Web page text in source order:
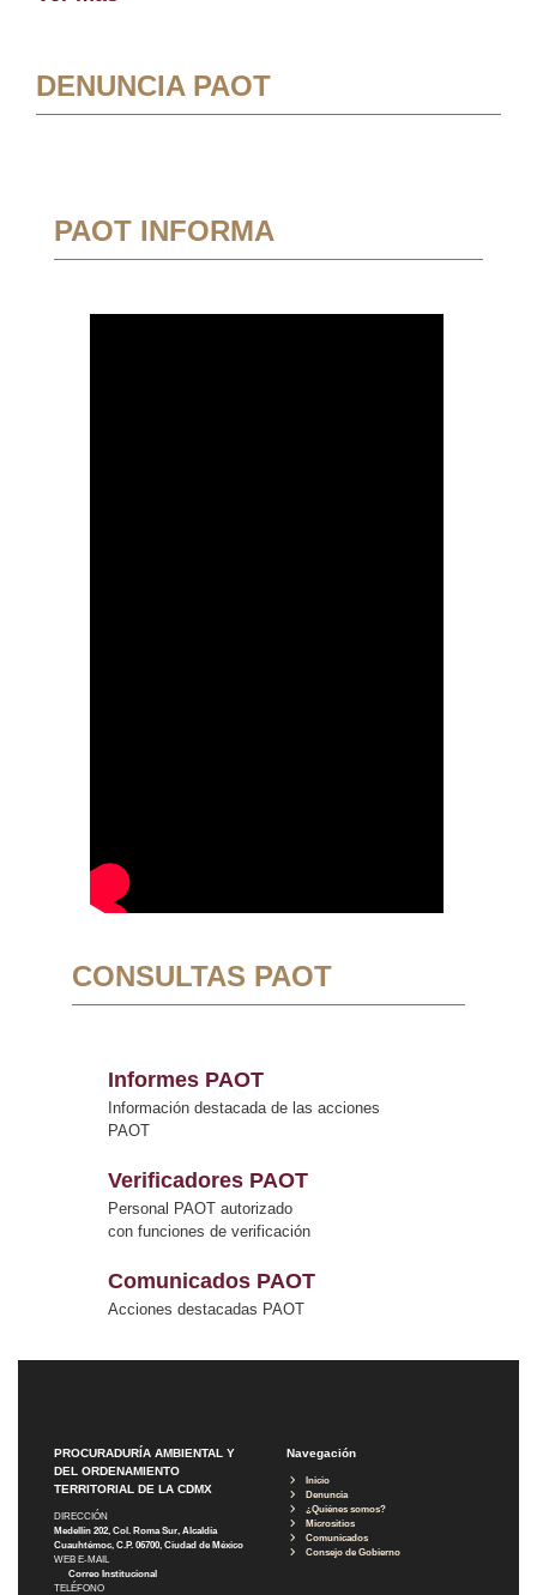
DENUNCIA PAOT
PAOT INFORMA
CONSULTAS PAOT
Informes PAOT
Información destacada de las acciones
PAOT
Verificadores PAOT
Personal PAOT autorizado
con funciones de verificación
Comunicados PAOT
Acciones destacadas PAOT
PROCURADURÍA AMBIENTAL Y
DEL ORDENAMIENTO
TERRITORIAL DE LA CDMX
DIRECCIÓN
Medellín 202, Col. Roma Sur, Alcaldía
Cuauhtémoc, C.P. 06700, Ciudad de México
WEB E-MAIL
Correo Institucional
TELÉFONO
Navegación
Inicio
Denuncia
¿Quiénes somos?
Micrositios
Comunicados
Consejo de Gobierno